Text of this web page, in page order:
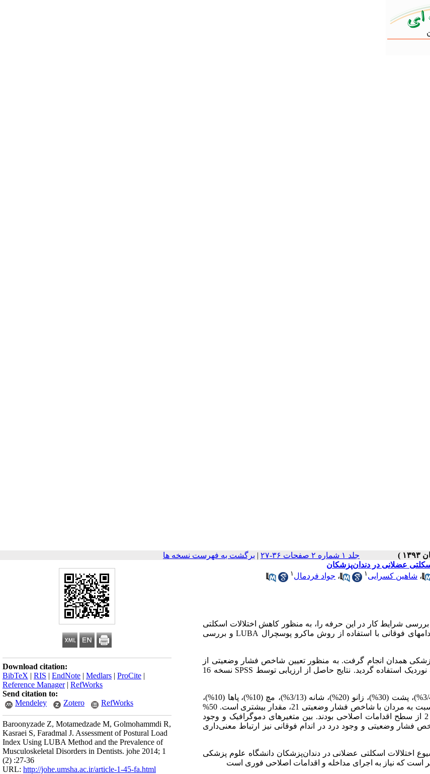
جلد ۱ شماره ۲ صفحات ۳۶-۲۷ | برگشت به فهرست نسخه ها
Download citation:
BibTeX | RIS | EndNote | Medlars | ProCite |
Reference Manager| RefWorks
Send citation to:
Mendeley
Zotero RefWorks
Baroonyzade Z, Motamedzade M, Golmohammdi R,
Kasraei S, Faradmal J. Assessment of Postural Load
Index Using LUBA Method and the Prevalence of
Musculoskeletal Disorders in Dentists. johe 2014; 1
(2) :27-36
URL: http://johe.umsha.ac.ir/article-1-45-fa.html
، شاهین کسرایی ۱ ، جواد فردمال ۱
شرایط کار در این حرفه را، به منظور کاهش اختلالات اسکلتی
عضلانی نشان می‏دهد. هدف از این مطالعه تعیین فشار وضعیتی وارده به اندام‏های فوقانی با استفاده از روش ماکرو پوسچرال LUBA و بررسی
دندان‌پزشکی همدان انجام گرفت. به منظور تعیین شاخص فشار وضعیتی از
روش LUBA و برای بررسی شیوع اختلالات اسکلتی عضلانی از پرسشنامه نوردیک استفاده گردید. نتایج حاصل از ارزیابی توسط SPSS نسخه 16
میزان شیوع اختلالات اسکلتی عضلانی در گردن (3/63%)، کمر (3/43%)، پشت (30%)، زانو (20%)، شانه (3/13%)، مچ (10%)، پاها (10%)،
آرنج (7/6%) و ران (0%) بود. حداکثر شاخص فشار وضعیتی زنان 23 بود که نسبت به مردان با شاخص فشار وضعیتی 21، مقدار بیشتری است. 50%
دندان‌پزشکان در گروه 3، 33% دندان‌پزشکان در گروه 4 و 7/16% در گروه 2 از سطح اقدامات اصلاحی بودند. بین متغیرهای دموگرافیک و وجود
فشار وضعیتی و وجود درد در اندام فوقانی نیز ارتباط معنی‌داری
اختلالات اسکلتی عضلانی در دندان‌پزشکان دانشگاه علوم پزشکی
که نیاز به اجرای مداخله و اقدامات اصلاحی فوری است